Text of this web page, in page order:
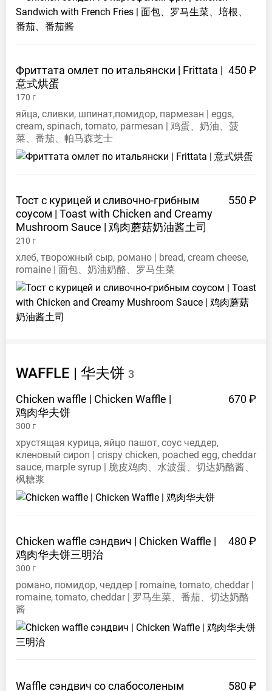
Фриттата омлет по итальянски | Frittata |
意式烘蛋
450 ₽
170 г
яйца, сливки, шпинат,помидор, пармезан | eggs,
cream, spinach, tomato, parmesan | 鸡蛋、奶油、菠
菜、番茄、帕马森芝士
Тост с курицей и сливочно-грибным
соусом | Toast with Chicken and Creamy
Mushroom Sauce | 鸡肉蘑菇奶油酱土司
550 ₽
210 г
хлеб, творожный сыр, романо | bread, cream cheese,
romaine | 面包、奶油奶酪、罗马生菜
WAFFLE | 华夫饼 3
Chicken waffle | Chicken Waffle |
鸡肉华夫饼
670 ₽
300 г
хрустящая курица, яйцо пашот, соус чеддер,
кленовый сироп | crispy chicken, poached egg, cheddar
sauce, marple syrup | 脆皮鸡肉、水波蛋、切达奶酪酱、
枫糖浆
Chicken waffle сэндвич | Chicken Waffle |
鸡肉华夫饼三明治
480 ₽
300 г
романо, помидор, чеддер | romaine, tomato, cheddar |
romaine, tomato, cheddar | 罗马生菜、番茄、切达奶酪
酱
Waffle сэндвич со слабосоленым 580 ₽